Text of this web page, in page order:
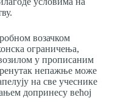
возачком
ограничења,
у прописаним
непажње може
на све учеснике
допринесу већој